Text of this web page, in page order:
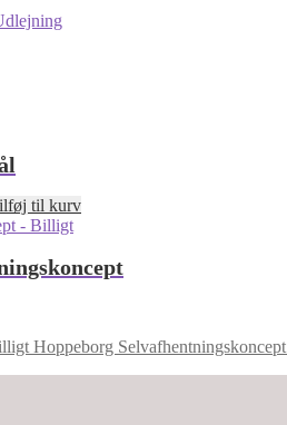
kr..
til kurv
Hoppeborg Selvafhentningskoncept